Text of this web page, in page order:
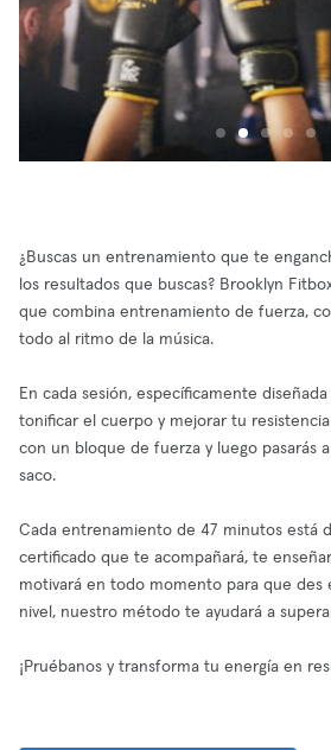
¿Buscas un entrenamiento que te
los resultados que buscas? Brooklyn
que combina entrenamiento de fuerza,
todo al ritmo de la música.
En cada sesión, específicamente
tonificar el cuerpo y mejorar tu
con un bloque de fuerza y luego pasarás
saco.
Cada entrenamiento de 47 minutos está
certificado que te acompañará, te
motivará en todo momento para que des
nivel, nuestro método te ayudará a
¡Pruébanos y transforma tu energía en